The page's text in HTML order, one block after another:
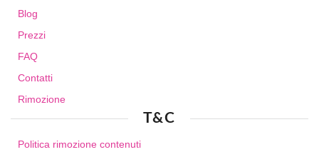
Blog
Prezzi
FAQ
Contatti
Rimozione
T&C
Politica rimozione contenuti